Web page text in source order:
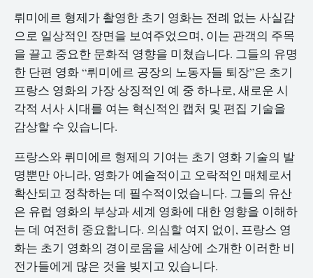
뤼미에르 형제가 촬영한 초기 영화는 전례 없는 사실감
으로 일상적인 장면을 보여주었으며, 이는 관객의 주목
을 끌고 중요한 문화적 영향을 미쳤습니다. 그들의 유명
한 단편 영화 “뤼미에르 공장의 노동자들 퇴장”은 초기
프랑스 영화의 가장 상징적인 예 중 하나로, 새로운 시
각적 서사 시대를 여는 혁신적인 캡처 및 편집 기술을
감상할 수 있습니다.
프랑스와 뤼미에르 형제의 기여는 초기 영화 기술의 발
명뿐만 아니라, 영화가 예술적이고 오락적인 매체로서
확산되고 정착하는 데 필수적이었습니다. 그들의 유산
은 유럽 영화의 부상과 세계 영화에 대한 영향을 이해하
는 데 여전히 중요합니다. 의심할 여지 없이, 프랑스 영
화는 초기 영화의 경이로움을 세상에 소개한 이러한 비
전가들에게 많은 것을 빚지고 있습니다.